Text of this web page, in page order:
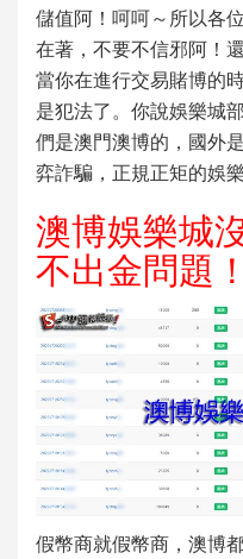
儲值阿！呵呵～所以各
在著，不要不信邪阿！
當你在進行交易賭博的
是犯法了。你說娛樂城
們是澳門澳博的，國外
弈詐騙 ，正規正矩的娛樂
澳博娛樂城
不出金問題！
假幣商就假幣商，澳博